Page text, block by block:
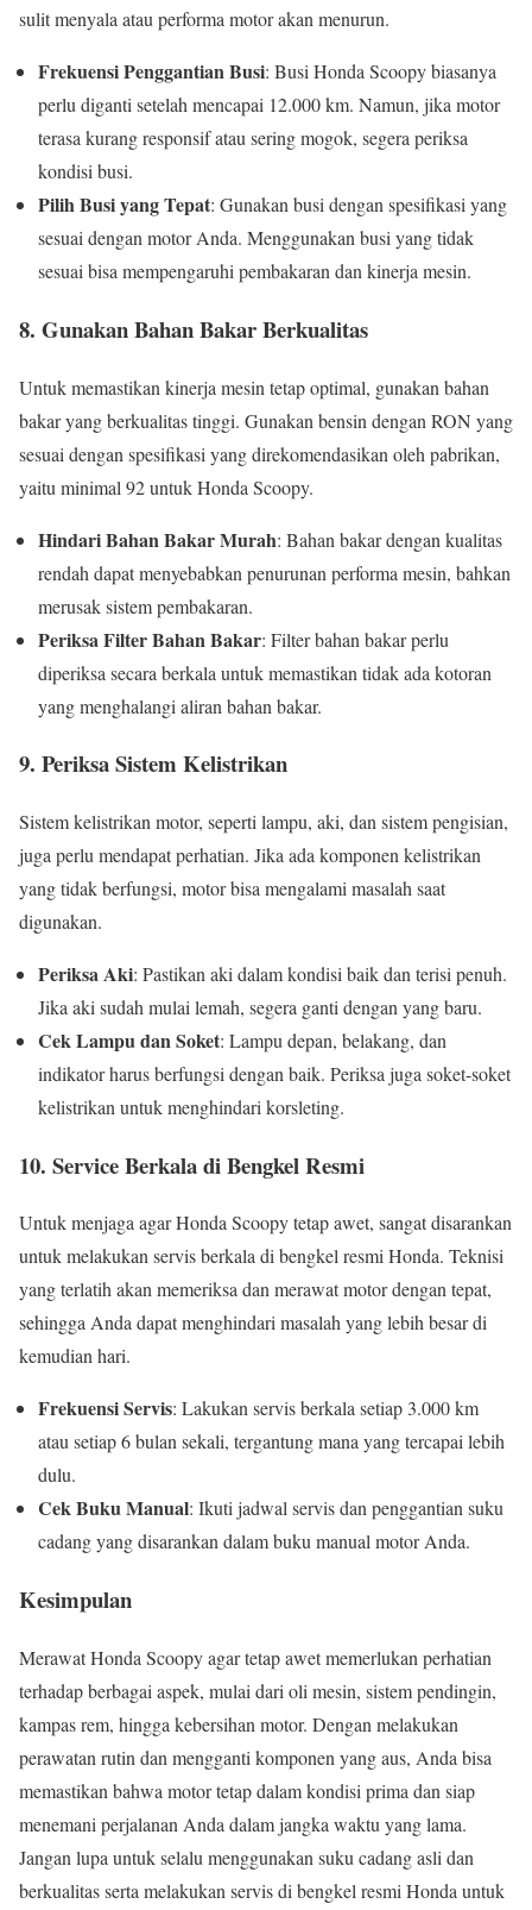
sulit menyala atau performa motor akan menurun.
Frekuensi Penggantian Busi: Busi Honda Scoopy biasanya
perlu diganti setelah mencapai 12.000 km. Namun, jika motor
terasa kurang responsif atau sering mogok, segera periksa
kondisi busi.
Pilih Busi yang Tepat: Gunakan busi dengan spesifikasi yang
sesuai dengan motor Anda. Menggunakan busi yang tidak
sesuai bisa mempengaruhi pembakaran dan kinerja mesin.
8. Gunakan Bahan Bakar Berkualitas
Untuk memastikan kinerja mesin tetap optimal, gunakan bahan
bakar yang berkualitas tinggi. Gunakan bensin dengan RON yang
sesuai dengan spesifikasi yang direkomendasikan oleh pabrikan,
yaitu minimal 92 untuk Honda Scoopy.
Hindari Bahan Bakar Murah: Bahan bakar dengan kualitas
rendah dapat menyebabkan penurunan performa mesin, bahkan
merusak sistem pembakaran.
Periksa Filter Bahan Bakar: Filter bahan bakar perlu
diperiksa secara berkala untuk memastikan tidak ada kotoran
yang menghalangi aliran bahan bakar.
9. Periksa Sistem Kelistrikan
Sistem kelistrikan motor, seperti lampu, aki, dan sistem pengisian,
juga perlu mendapat perhatian. Jika ada komponen kelistrikan
yang tidak berfungsi, motor bisa mengalami masalah saat
digunakan.
Periksa Aki: Pastikan aki dalam kondisi baik dan terisi penuh.
Jika aki sudah mulai lemah, segera ganti dengan yang baru.
Cek Lampu dan Soket: Lampu depan, belakang, dan
indikator harus berfungsi dengan baik. Periksa juga soket-soket
kelistrikan untuk menghindari korsleting.
10. Service Berkala di Bengkel Resmi
Untuk menjaga agar Honda Scoopy tetap awet, sangat disarankan
untuk melakukan servis berkala di bengkel resmi Honda. Teknisi
yang terlatih akan memeriksa dan merawat motor dengan tepat,
sehingga Anda dapat menghindari masalah yang lebih besar di
kemudian hari.
Frekuensi Servis: Lakukan servis berkala setiap 3.000 km
atau setiap 6 bulan sekali, tergantung mana yang tercapai lebih
dulu.
Cek Buku Manual: Ikuti jadwal servis dan penggantian suku
cadang yang disarankan dalam buku manual motor Anda.
Kesimpulan
Merawat Honda Scoopy agar tetap awet memerlukan perhatian
terhadap berbagai aspek, mulai dari oli mesin, sistem pendingin,
kampas rem, hingga kebersihan motor. Dengan melakukan
perawatan rutin dan mengganti komponen yang aus, Anda bisa
memastikan bahwa motor tetap dalam kondisi prima dan siap
menemani perjalanan Anda dalam jangka waktu yang lama.
Jangan lupa untuk selalu menggunakan suku cadang asli dan
berkualitas serta melakukan servis di bengkel resmi Honda untuk